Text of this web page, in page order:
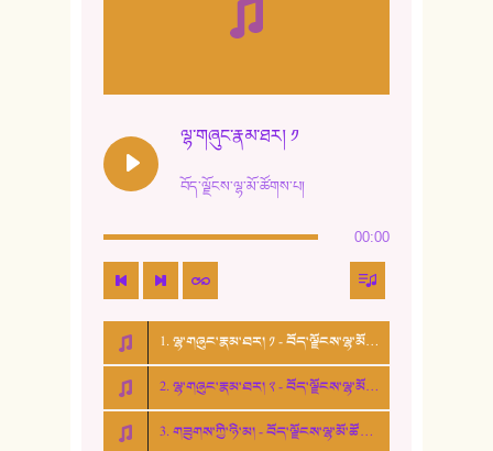
10. ཆང་གཞས། ༣
15. ཤམ་པ་ལ་ཡི་སྲས་མོ།
16. ལྷ་བུ་དར་བུ།
17. ང་བོད་པ་ཡིན། - ཕུར་བུ་རྣམ་རྒྱལ།
18. ང་ལ་བྱམས་པའི་ཨ་མ།
19. ཆ་རྐྱེན་མེད་པའི་སེམས།
ལྷ་གཞུང་རྣམ་ཐར། ༡
བོད་ལྗོངས་ལྷ་མོ་ཚོགས་པ།
00:00
1. ལྷ་གཞུང་རྣམ་ཐར། ༡ - བོད་ལྗོངས་ལྷ་མོ་ཚོགས་པ།
2. ལྷ་གཞུང་རྣམ་ཐར། ༢ - བོད་ལྗོངས་ལྷ་མོ་ཚོགས་པ།
3. གཟུགས་ཀྱི་ཉི་མ། - བོད་ལྗོངས་ལྷ་མོ་ཚོགས་པ།